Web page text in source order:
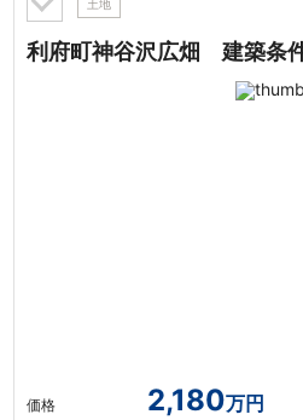
土地
利府町神谷沢広畑 建築条
価格 2,180万円